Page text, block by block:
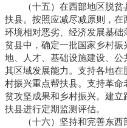
（十五）在西部地区脱贫
扶县。按照应减尽减原则，
环境相对恶劣、经济发展基
贫县中，确定一批国家乡村
地、人才、基础设施建设、
其区域发展能力。支持各地
村振兴重点帮扶县。支持革
贫攻坚成果和乡村振兴。建
扶县进行定期监测评估。
（十六）坚持和完善东西